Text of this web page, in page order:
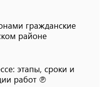
гражданские
районе
этапы, сроки и
работ ℗